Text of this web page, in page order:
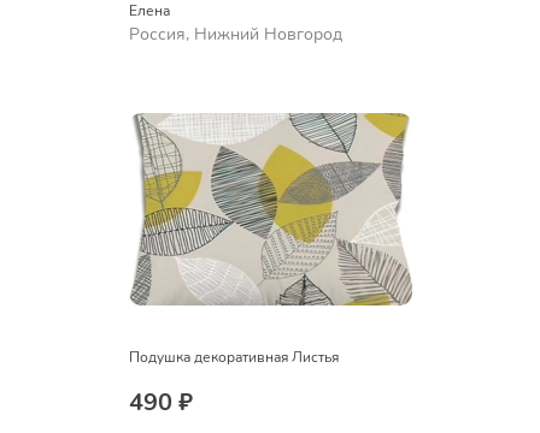
Елена
Россия, Нижний Новгород
Подушка декоративная Листья
490 ₽